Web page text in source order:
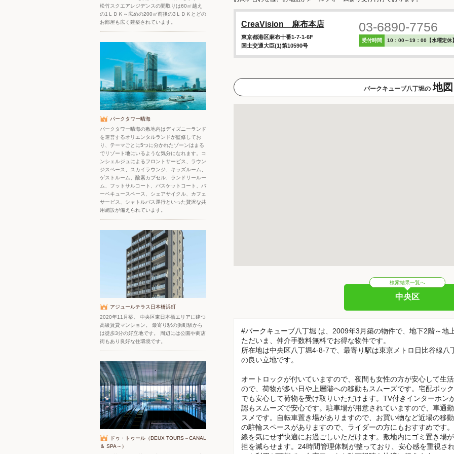
CreaVision 麻布本店
東京都港区麻布十番1-7-1-6F
国土交通大臣(1)第10590号
03-6890-7756
受付時間 10：00～19：00【水曜定休
パークキューブ八丁堀の 地図
検索結果一覧へ
中央区
#パークキューブ八丁堀 は、2009年3月築の物件で、地下2階～地
ただいま、仲介手数料無料でお得な物件です。
所在地は中央区八丁堀4-8-7で、最寄り駅は東京メトロ日比谷線
の良い立地です。
オートロックが付いていますので、夜間も女性の方が安心して生
ので、荷物が多い日や上層階への移動もスムーズです。宅配ボッ
でも安心して荷物を受け取りいただけます。TV付きインターホン
認もスムーズで安心です。駐車場が用意されていますので、車通
スメです。自転車置き場がありますので、お買い物など近場の移
の駐輪スペースがありますので、ライダーの方にもおすすめです
線を気にせず快適にお過ごしいただけます。敷地内にゴミ置き場
担を減らせます。24時間管理体制が整っており、安心感を重視さ
松竹スクエアレジデンスの間取りは60㎡越え
の1ＬＤＫ～広めの200㎡前後の3ＬＤＫとどの
お部屋も広く建築されています。
パークタワー晴海
パークタワー晴海の敷地内はディズニーランド
を運営するオリエンタルランドが監修してお
り、テーマごとに5つに分かれたゾーンはまる
でリゾート地にいるような気分になれます。コ
ンシェルジュによるフロントサービス、ラウン
ジスペース、スカイラウンジ、キッズルーム、
ゲストルーム、酸素カプセル、ランドリールー
ム、フットサルコート、バスケットコート、バ
ーベキュースペース、シェアサイクル、カフェ
サービス、シャトルバス運行といった贅沢な共
用施設が備えられています。
アジュールテラス日本橋浜町
2020年11月築。 中央区東日本橋エリアに建つ
高級賃貸マンション。 最寄り駅の浜町駅から
は徒歩3分の好立地です。 周辺には公園や商店
街もあり良好な住環境です。
ドゥ・トゥール（DEUX TOURS～CANAL
＆ SPA～）